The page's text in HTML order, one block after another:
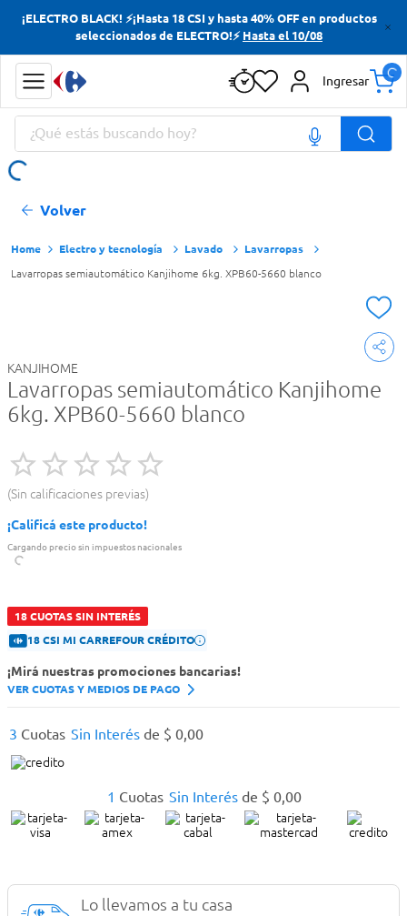
¡ELECTRO BLACK! ⚡¡Hasta 18 CSI y hasta 40% OFF en productos
seleccionados de ELECTRO!⚡ Hasta el 10/08
Ingresar
¿Qué estás buscando hoy?
Volver
Electro y tecnología Lavado Lavarropas
Lavarropas semiautomático Kanjihome 6kg. XPB60-5660 blanco
KANJIHOME
Lavarropas semiautomático Kanjihome
6kg. XPB60-5660 blanco
Sin calificaciones previas
¡Calificá este producto!
Cargando precio sin impuestos nacionales
18 CUOTAS SIN INTERÉS
18 CSI MI CARREFOUR CRÉDITO
¡Mirá nuestras promociones bancarias!
VER CUOTAS Y MEDIOS DE PAGO
1 Cuotas Sin Interés de $ 0,00
3 Cuotas Sin Interés de $ 0,00
Lo llevamos a tu casa
Términos más buscados
Yerba
Cerveza
Doves
Términos más buscados
Yerba
Cerveza
Doves
Papas Fritas